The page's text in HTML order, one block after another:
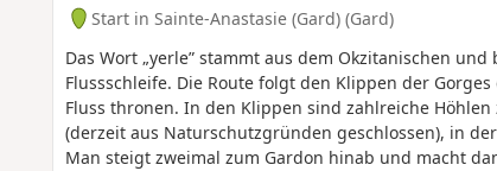
Start in Sainte-Anastasie (Gard) (Gard)
Das Wort „yerle” stammt aus dem Okzitanischen
Flussschleife. Die Route folgt den Klippen der
Fluss thronen. In den Klippen sind zahlreiche
(derzeit aus Naturschutzgründen geschlossen), in
Man steigt zweimal zum Gardon hinab und macht